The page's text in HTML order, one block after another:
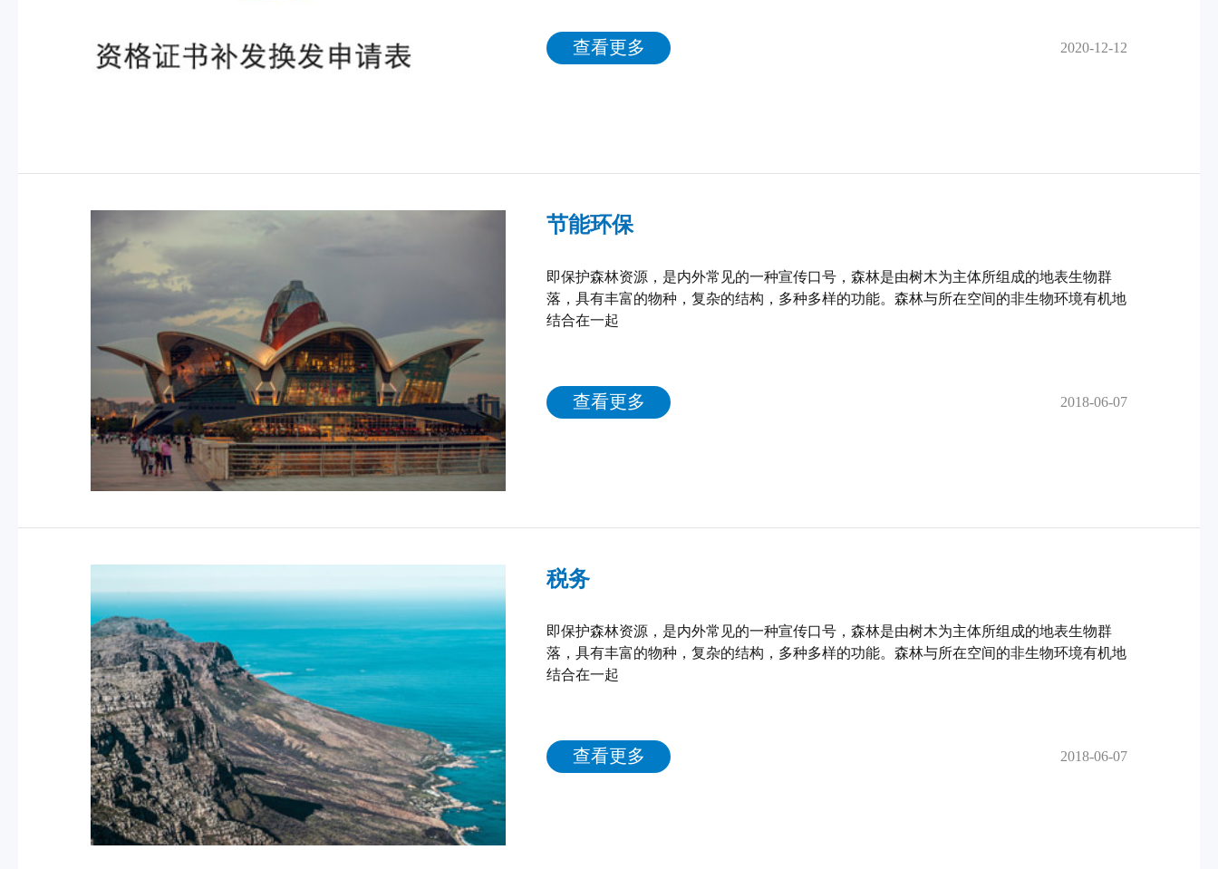
课程设计或毕业设计时参考。 目录 第1章 空气调节基础知识 1.1 湿空气的性质及焓湿图
1.2 焓湿图的应用 1.3 室内热环境和舒...
查看更多 2020-12-12
节能环保
即保护森林资源，是内外常见的一种宣传口号，森林是由树木为主体所组成的地表生物群
落，具有丰富的物种，复杂的结构，多种多样的功能。森林与所在空间的非生物环境有机地
结合在一起
查看更多 2018-06-07
税务
即保护森林资源，是内外常见的一种宣传口号，森林是由树木为主体所组成的地表生物群
落，具有丰富的物种，复杂的结构，多种多样的功能。森林与所在空间的非生物环境有机地
结合在一起
查看更多 2018-06-07